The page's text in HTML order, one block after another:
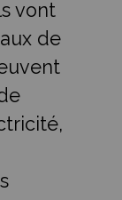
vont
de